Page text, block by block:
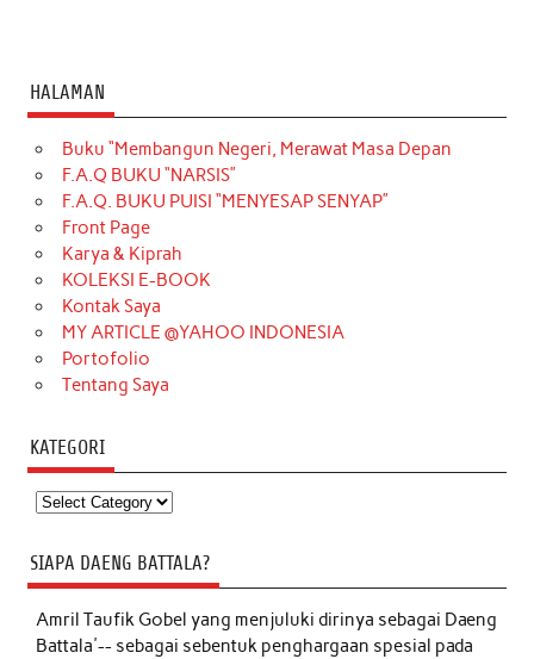
HALAMAN
Buku “Membangun Negeri, Merawat Masa Depan
F.A.Q BUKU “NARSIS”
F.A.Q. BUKU PUISI “MENYESAP SENYAP”
Front Page
Karya & Kiprah
KOLEKSI E-BOOK
Kontak Saya
MY ARTICLE @YAHOO INDONESIA
Portofolio
Tentang Saya
KATEGORI
Kategori
SIAPA DAENG BATTALA?
Amril Taufik Gobelyang menjuluki dirinya sebagai Daeng
Battala'-- sebagai sebentuk penghargaan spesial pada